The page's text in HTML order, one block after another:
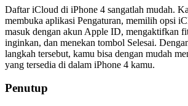
Daftar iCloud di iPhone 4 sangatlah mudah.
membuka aplikasi Pengaturan, memilih opsi
masuk dengan akun Apple ID, mengaktifkan
inginkan, dan menekan tombol Selesai.
langkah tersebut, kamu bisa dengan mudah
yang tersedia di dalam iPhone 4 kamu.
Penutup